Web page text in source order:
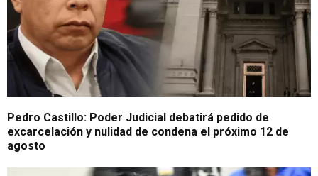
Pedro Castillo: Poder Judicial debatirá pedido de
excarcelación y nulidad de condena el próximo 12 de
agosto